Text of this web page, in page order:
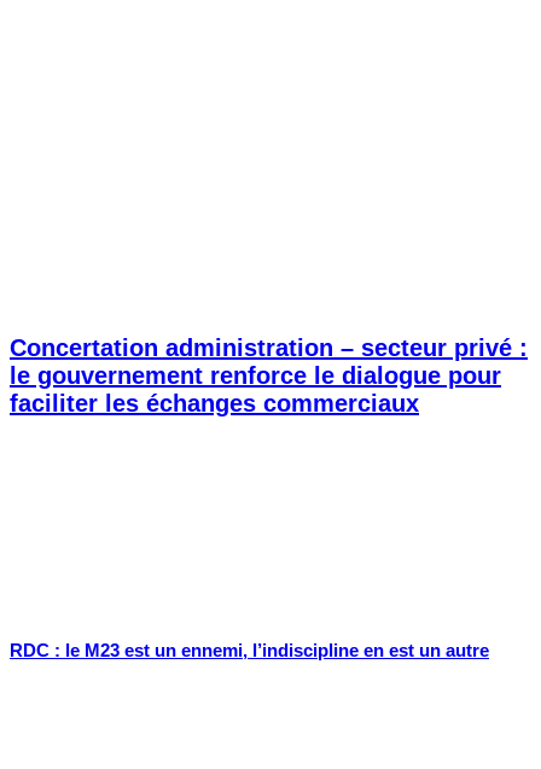
Concertation administration – secteur privé :
le gouvernement renforce le dialogue pour
faciliter les échanges commerciaux
RDC : le M23 est un ennemi, l’indiscipline en est un autre